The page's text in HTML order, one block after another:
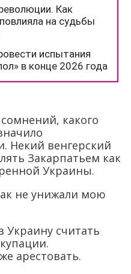
какого
Некий венгерский
Закарпатьем как
Украины.
не унижали мою
Украину считать
арестовать.